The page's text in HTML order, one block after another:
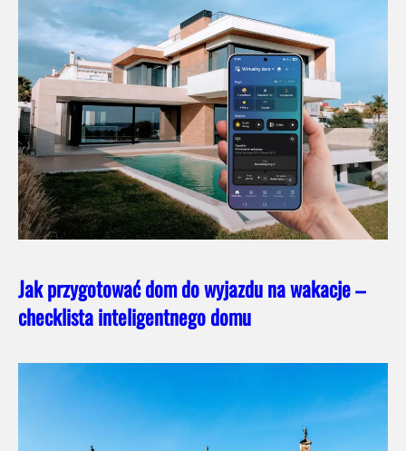
Jak przygotować dom do wyjazdu na wakacje –
checklista inteligentnego domu